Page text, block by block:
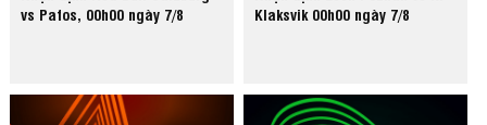
vs Pafos, 00h00 ngày 7/8
Klaksvik 00h00 ngày 7/8